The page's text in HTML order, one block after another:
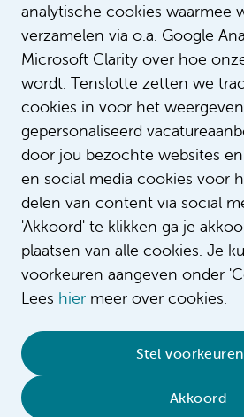
analytische cookies waarmee
verzamelen via o.a. Google
Microsoft Clarity over hoe
wordt. Tenslotte zetten we
cookies in voor het
gepersonaliseerd
door jou bezochte websites
en social media cookies voor
delen van content via social
'Akkoord' te klikken ga je
plaatsen van alle cookies. Je
voorkeuren aangeven onder
Lees hier meer over cookies.
Stel
Akkoord
LinkTarget
_self
Intro
Bij Amsterdam
het talent van
een
voor
bereiken we
samenwerken
Cookieverklaring •